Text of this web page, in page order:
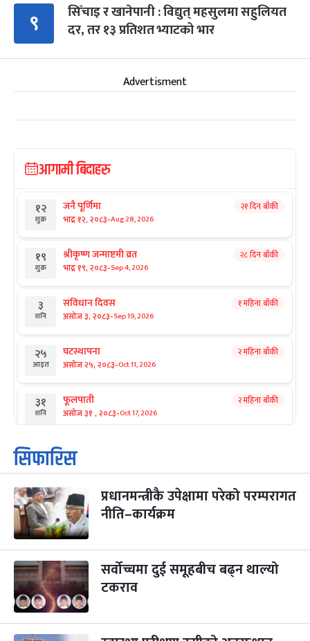
९
सिँचाइ र खानेपानी : विद्युत् महसुलमा सहुलियत
दर, तर १३ प्रतिशत भ्याटको भार
Advertisment
आगामी बिदाहरु
१२
शुक्र
जनै पूर्णिमा
भाद्र १२, २०८३-Aug 28, 2026
२१ दिन बाँकी
१९
शुक्र
श्रीकृष्ण जन्माष्टमी व्रत
भाद्र १९, २०८३-Sep 4, 2026
२८ दिन बाँकी
३
शनि
संविधान दिवस
असोज ३, २०८३-Sep 19, 2026
१ महिना बाँकी
२५
आइत
घटस्थापना
असोज २५, २०८३-Oct 11, 2026
२ महिना बाँकी
३१
शनि
फूलपाती
असोज ३१ , २०८३-Oct 17, 2026
२ महिना बाँकी
१
आइत
कार्तिक सङ्क्रान्ति
कार्तिक १, २०८३
३
मंगल
महानवमी
कार्तिक ३, २०८३-Oct 20, 2026
२ महिना बाँकी
४
बुध कार्तिक ४, २०८३ -Oct 21, 2026
५
बिहि
पापा‌ङ्कुशा एकादशी व्रत
कार्तिक ५, २०८३
सिफारिस
प्रधानमन्त्रीकै उपेक्षामा परेको परम्परागत
नीति–कार्यक्रम
सर्वोच्चमा दुई समूहबीच बढ्न थाल्यो
टकराव